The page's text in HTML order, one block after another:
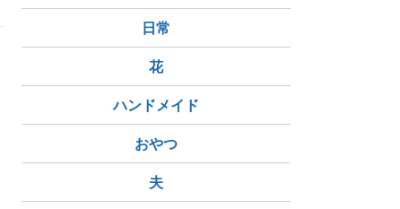
日常
花
ハンドメイド
おやつ
夫